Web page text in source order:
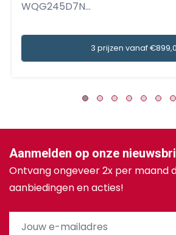
WQG245D7N...
3 prijzen vanaf
Aanmelden op onze
Ontvang ongeveer 2x per maand
aanbiedingen en acties!